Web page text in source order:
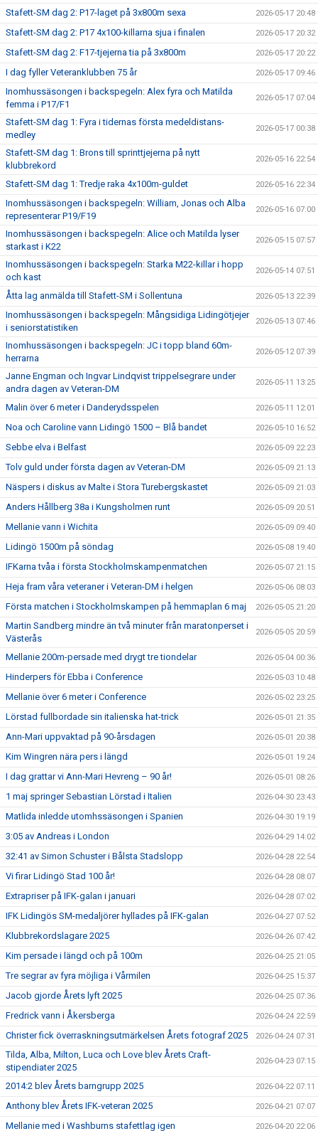
Stafett-SM dag 2: P17-laget på 3x800m sexa 2026-05-17 20:48
Stafett-SM dag 2: P17 4x100-killarna sjua i finalen 2026-05-17 20:32
Stafett-SM dag 2: F17-tjejerna tia på 3x800m 2026-05-17 20:22
I dag fyller Veteranklubben 75 år 2026-05-17 09:46
Inomhussäsongen i backspegeln: Alex fyra och Matilda
femma i P17/F1
2026-05-17 07:04
Stafett-SM dag 1: Fyra i tidernas första medeldistans-
medley
2026-05-17 00:38
Stafett-SM dag 1: Brons till sprinttjejerna på nytt
klubbrekord
2026-05-16 22:54
Stafett-SM dag 1: Tredje raka 4x100m-guldet 2026-05-16 22:34
Inomhussäsongen i backspegeln: William, Jonas och Alba
representerar P19/F19
2026-05-16 07:00
Inomhussäsongen i backspegeln: Alice och Matilda lyser
starkast i K22
2026-05-15 07:57
Inomhussäsongen i backspegeln: Starka M22-killar i hopp
och kast
2026-05-14 07:51
Åtta lag anmälda till Stafett-SM i Sollentuna 2026-05-13 22:39
Inomhussäsongen i backspegeln: Mångsidiga Lidingötjejer
i seniorstatistiken
2026-05-13 07:46
Inomhussäsongen i backspegeln: JC i topp bland 60m-
herrarna
2026-05-12 07:39
Janne Engman och Ingvar Lindqvist trippelsegrare under
andra dagen av Veteran-DM
2026-05-11 13:25
Malin över 6 meter i Danderydsspelen 2026-05-11 12:01
Noa och Caroline vann Lidingö 1500 – Blå bandet 2026-05-10 16:52
Sebbe elva i Belfast 2026-05-09 22:23
Tolv guld under första dagen av Veteran-DM 2026-05-09 21:13
Näspers i diskus av Malte i Stora Turebergskastet 2026-05-09 21:03
Anders Hållberg 38a i Kungsholmen runt 2026-05-09 20:51
Mellanie vann i Wichita 2026-05-09 09:40
Lidingö 1500m på söndag 2026-05-08 19:40
IFKarna tvåa i första Stockholmskampenmatchen 2026-05-07 21:15
Heja fram våra veteraner i Veteran-DM i helgen 2026-05-06 08:03
Första matchen i Stockholmskampen på hemmaplan 6 maj 2026-05-05 21:20
Martin Sandberg mindre än två minuter från maratonperset i
Västerås
2026-05-05 20:59
Mellanie 200m-persade med drygt tre tiondelar 2026-05-04 00:36
Hinderpers för Ebba i Conference 2026-05-03 10:48
Mellanie över 6 meter i Conference 2026-05-02 23:25
Lörstad fullbordade sin italienska hat-trick 2026-05-01 21:35
Ann-Mari uppvaktad på 90-årsdagen 2026-05-01 20:38
Kim Wingren nära pers i längd 2026-05-01 19:24
I dag grattar vi Ann-Mari Hevreng – 90 år! 2026-05-01 08:26
1 maj springer Sebastian Lörstad i Italien 2026-04-30 23:43
Matlida inledde utomhssäsongen i Spanien 2026-04-30 19:19
3:05 av Andreas i London 2026-04-29 14:02
32:41 av Simon Schuster i Bålsta Stadslopp 2026-04-28 22:54
Vi firar Lidingö Stad 100 år! 2026-04-28 08:07
Extrapriser på IFK-galan i januari 2026-04-28 07:02
IFK Lidingös SM-medaljörer hyllades på IFK-galan 2026-04-27 07:52
Klubbrekordslagare 2025 2026-04-26 07:42
Kim persade i längd och på 100m 2026-04-25 21:05
Tre segrar av fyra möjliga i Vårmilen 2026-04-25 15:37
Jacob gjorde Årets lyft 2025 2026-04-25 07:36
Fredrick vann i Åkersberga 2026-04-24 22:59
Christer fick överraskningsutmärkelsen Årets fotograf 2025 2026-04-24 07:31
Tilda, Alba, Milton, Luca och Love blev Årets Craft-
stipendiater 2025
2026-04-23 07:15
2014:2 blev Årets barngrupp 2025 2026-04-22 07:11
Anthony blev Årets IFK-veteran 2025 2026-04-21 07:07
Mellanie med i Washburns stafettlag igen 2026-04-20 22:06